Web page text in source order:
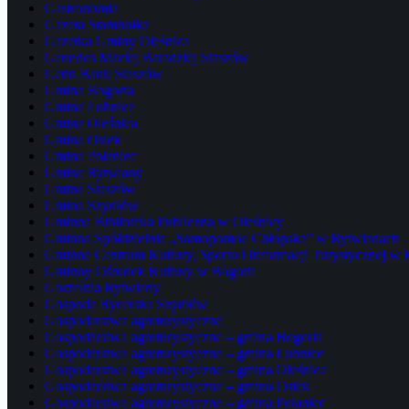
Gastronomia
Gazeta Stambułka
Gazetka Gminy Oleśnica
Generics Maciej Baradziej Staszów
Getin Bank Staszów
Gmina Bogoria
Gmina Łubnice
Gmina Oleśnica
Gmina Osiek
Gmina Połaniec
Gmina Rytwiany
Gmina Staszów
Gmina Szydłów
Gminna Biblioteka Publiczna w Oleśnicy
Gminna Spółdzielnia „Samopomoc Chłopska” w Rytwianach
Gminne Centrum Kultury, Sportu i Informacji Turystycznej w
Gminny Ośrodek Kultury w Bogorii
Gorzelnia Rytwiany
Gospoda Rycerska Szydłów
Gospodarstwa agroturystyczne
Gospodarstwa agroturystyczne – gmina Bogoria
Gospodarstwa agroturystyczne – gmina Łubnice
Gospodarstwa agroturystyczne – gmina Oleśnica
Gospodarstwa agroturystyczne – gmina Osiek
Gospodarstwa agroturystyczne – gmina Połaniec